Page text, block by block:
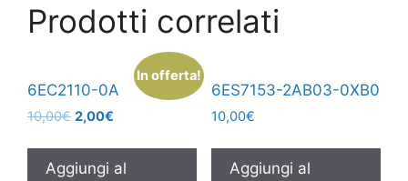
Prodotti correlati
In offerta!
6EC2110-0A
10,00€ 2,00€
Aggiungi al
6ES7153-2AB03-0XB0
10,00€
Aggiungi al